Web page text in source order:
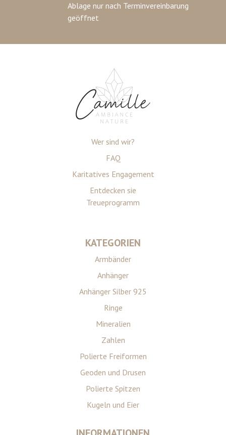
Ablage nur nach Terminvereinbarung
geöffnet
Wer sind wir?
FAQ
Karitatives Engagement
Entdecken sie
Treueprogramm
KATEGORIEN
Armbänder
Anhänger
Anhänger Silber 925
Ringe
Mineralien
Zahlen
Polierte Freiformen
Geoden und Drusen
Polierte Spitzen
Kugeln und Eier